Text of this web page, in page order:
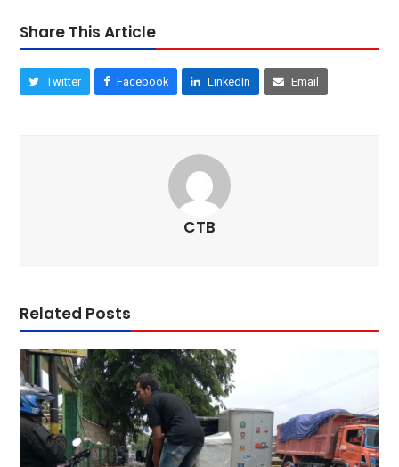
Share This Article
Twitter Facebook LinkedIn Email
CTB
Related Posts